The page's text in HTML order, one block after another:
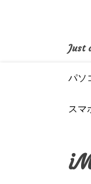
Just
パソ
スマ